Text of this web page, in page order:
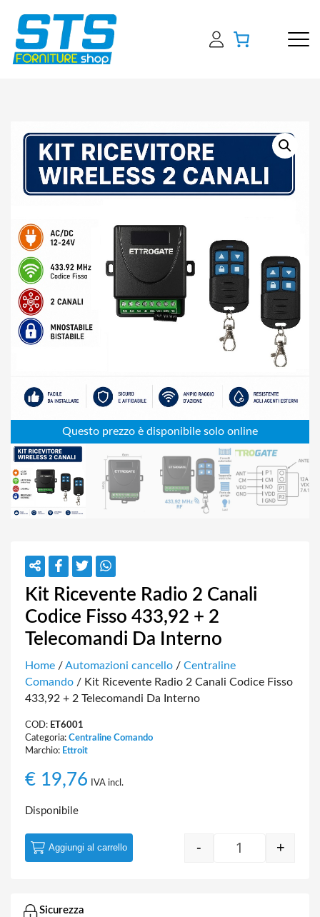
Kit Ricevente Radio 2 Canali
Codice Fisso 433,92 + 2
Telecomandi Da Interno
Home /Automazioni cancello / Centraline
Comando / Kit Ricevente Radio 2 Canali Codice Fisso
433,92 + 2 Telecomandi Da Interno
COD: ET6001
Categoria: Centraline Comando
Marchio: Ettroit
€ 19,76 IVA incl.
Disponibile
Kit Ricevente
- +
Aggiungi al carrello
Sicurezza